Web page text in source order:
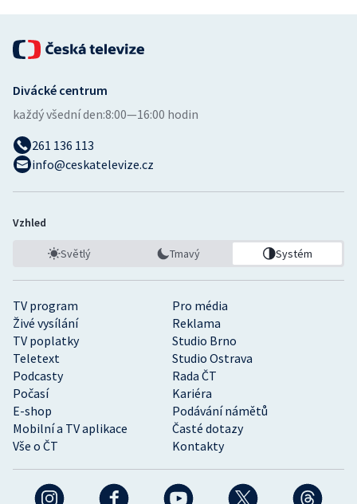
TV program
Pro média
Živé vysílání
Reklama
TV poplatky
Studio Brno
Teletext
Studio Ostrava
Podcasty
Rada ČT
Počasí
Kariéra
E-shop
Podávání námětů
Mobilní a TV aplikace
Časté dotazy
Vše o ČT
Kontakty
Divácké centrum
každý všední den:8:00—16:00 hodin
261 136 113
info@ceskatelevize.cz
Vzhled
Světlý Tmavý Systém